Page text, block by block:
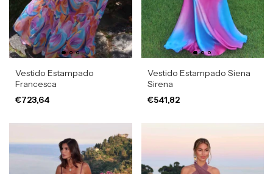
Vestido Estampado
Francesca
€723,64
Vestido Estampado Siena
Sirena
€541,82